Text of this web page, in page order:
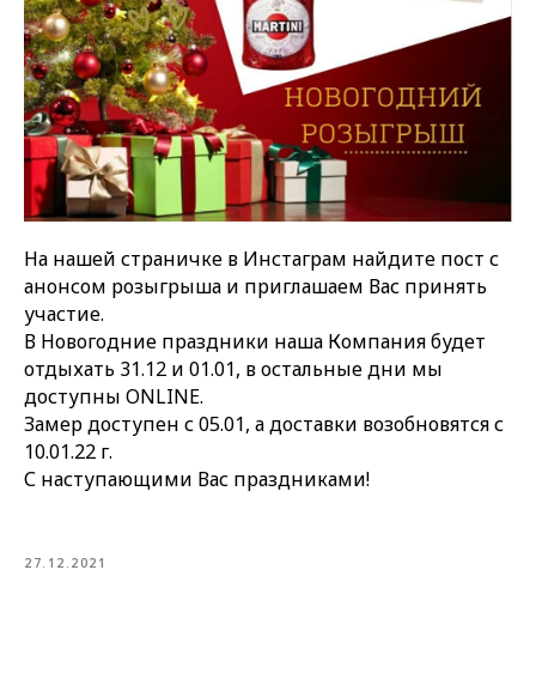
На нашей страничке в Инстаграм найдите пост с
анонсом розыгрыша и приглашаем Вас принять
участие.
В Новогодние праздники наша Компания будет
отдыхать 31.12 и 01.01, в остальные дни мы
доступны ONLINE.
Замер доступен с 05.01, а доставки возобновятся с
10.01.22 г.
С наступающими Вас праздниками!
27.12.2021